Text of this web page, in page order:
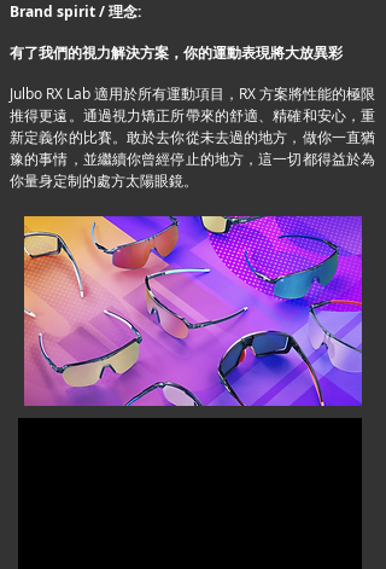
Brand spirit / 理念:
有了我們的視力解決方案，你的運動表現將大放異彩
Julbo RX Lab 適用於所有運動項目，RX 方案將性能的極限
推得更遠。通過視力矯正所帶來的舒適、精確和安心，重
新定義你的比賽。敢於去你從未去過的地方，做你一直猶
豫的事情，並繼續你曾經停止的地方，這一切都得益於為
你量身定制的處方太陽眼鏡。